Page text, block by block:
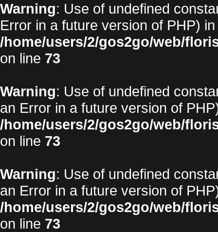
Warning: Use of undefined
Error in a future version of PHP) in
/home/users/2/gos2go/web/
on line 73
Warning: Use of undefined
an Error in a future version of
/home/users/2/gos2go/web/
on line 73
Warning: Use of undefined
an Error in a future version of
/home/users/2/gos2go/web/
on line 73